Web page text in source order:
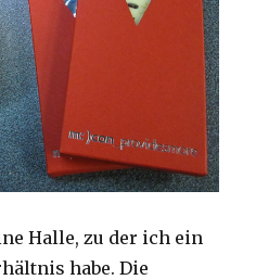
Halle, zu der ich ein
habe. Die